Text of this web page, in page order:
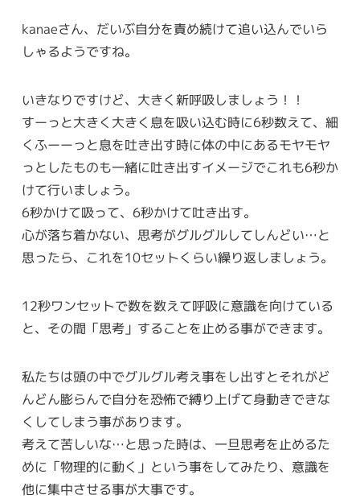
kanaeさん、だいぶ自分を責め続けて追い込んでいら
しゃるようですね。
いきなりですけど、大きく新呼吸しましょう！！
すーっと大きく大きく息を吸い込む時に6秒数えて、細
くふーーっと息を吐き出す時に体の中にあるモヤモヤ
っとしたものも一緒に吐き出すイメージでこれも6秒か
けて行いましょう。
6秒かけて吸って、6秒かけて吐き出す。
心が落ち着かない、思考がグルグルしてしんどい…と
思ったら、これを10セットくらい繰り返しましょう。
12秒ワンセットで数を数えて呼吸に意識を向けている
と、その間「思考」することを止める事ができます。
私たちは頭の中でグルグル考え事をし出すとそれがど
んどん膨らんで自分を恐怖で縛り上げて身動きできな
くしてしまう事があります。
考えて苦しいな…と思った時は、一旦思考を止めるた
めに「物理的に動く」という事をしてみたり、意識を
他に集中させる事が大事です。